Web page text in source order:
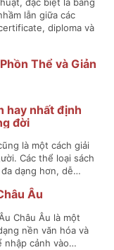
đặc biệt là bằng
lẫn giữa các
diploma và
Thể và Giản
hay nhất định
đời
là một cách giải
Các thể loại sách
dạng hơn, dễ…
Âu
Châu Âu là một
nền văn hóa và
nhập cảnh vào…